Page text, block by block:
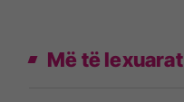
Më të lexuarat